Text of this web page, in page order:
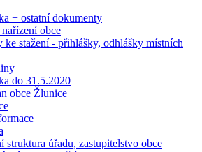
+ ostatní dokumenty
obce
ke stažení - přihlášky, odhlášky místních
do 31.5.2020
obce Žlunice
struktura úřadu, zastupitelstvo obce